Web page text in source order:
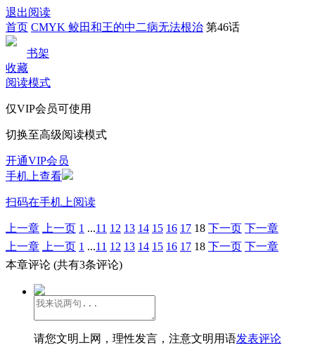
退出阅读
首页 CMYK 鲛田和王的中二病无法根治 第46话
书架
收藏
阅读模式
仅VIP会员可使用
切换至高级阅读模式
开通VIP会员
手机上查看
扫码在手机上阅读
上一章 上一页 1 ...11 12 13 14 15 16 17 18 下一页 下一章
上一章
上一页 1 ...11 12 13 14 15 16 17 18 下一页 下一章
本章评论 (共有3条评论)
请您文明上网，理性发言，注意文明用语发表评论